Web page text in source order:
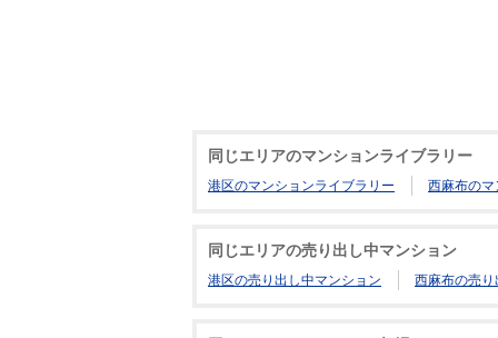
同じエリアのマンションライブラリー
港区のマンションライブラリー 西麻布のマ
同じエリアの売り出し中マンション
港区の売り出し中マンション 西麻布の売